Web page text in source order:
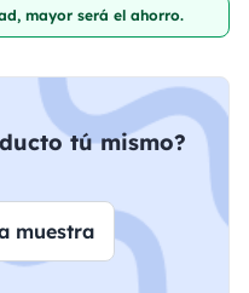
mayor será el ahorro.
tú mismo?
muestra